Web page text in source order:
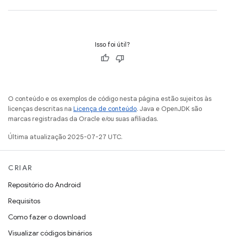
Isso foi útil?
O conteúdo e os exemplos de código nesta página estão sujeitos às
licenças descritas na Licença de conteúdo. Java e OpenJDK são
marcas registradas da Oracle e/ou suas afiliadas.
Última atualização 2025-07-27 UTC.
CRIAR
Repositório do Android
Requisitos
Como fazer o download
Visualizar códigos binários